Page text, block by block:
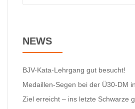
NEWS
BJV-Kata-Lehrgang gut besucht!
Medaillen-Segen bei der Ü30-DM
Ziel erreicht – ins letzte Schwarze